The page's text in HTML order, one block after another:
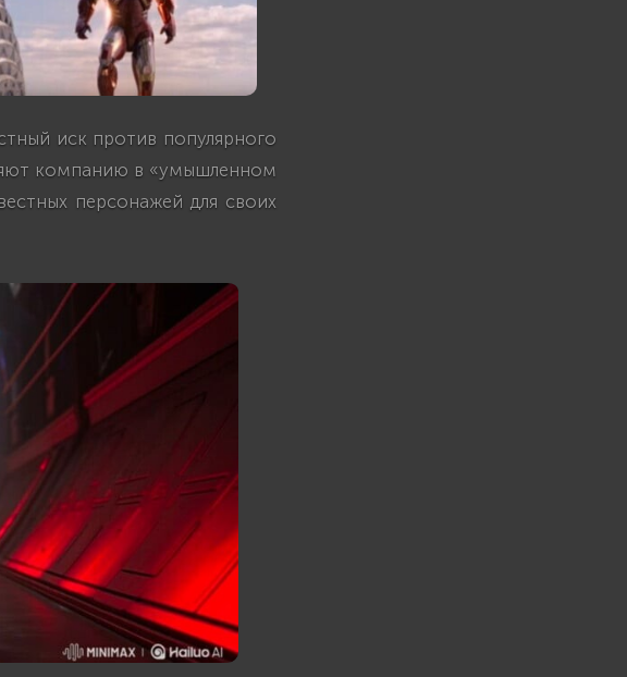
иск против популярного
компанию в «умышленном
персонажей для своих